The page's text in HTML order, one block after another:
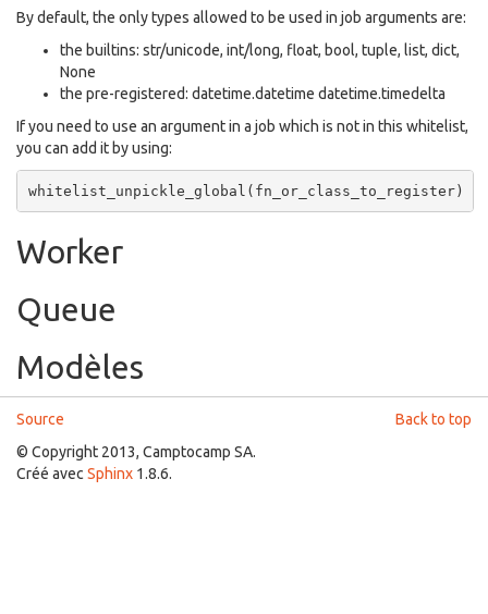
By default, the only types allowed to be used in job arguments are:
the builtins: str/unicode, int/long, float, bool, tuple, list, dict,
None
the pre-registered: datetime.datetime datetime.timedelta
If you need to use an argument in a job which is not in this whitelist,
you can add it by using:
whitelist_unpickle_global ( fn_or_class_to_register)
Worker
Queue
Modèles
Back to top
Source
© Copyright 2013, Camptocamp SA.
Créé avec Sphinx 1.8.6.